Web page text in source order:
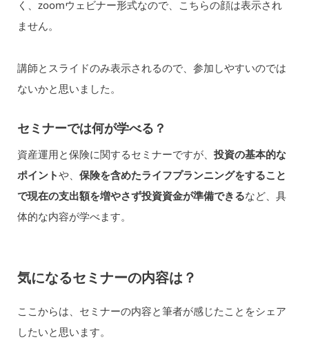
く、zoomウェビナー形式なので、こちらの顔は表示され
ません。
講師とスライドのみ表示されるので、参加しやすいのでは
ないかと思いました。
セミナーでは何が学べる？
資産運用と保険に関するセミナーですが、 投資の基本的な
ポイントや、 保険を含めたライフプランニングをすること
で現在の支出額を増やさず投資資金が準備できるなど、具
体的な内容が学べます。
気になるセミナーの内容は？
ここからは、セミナーの内容と筆者が感じたことをシェア
したいと思います。